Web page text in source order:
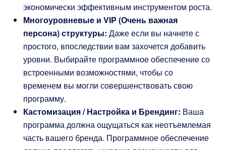
экономически эффективным инструментом роста.
Многоуровневые и VIP (Очень важная
персона) структуры: Даже если вы начнете с
простого, впоследствии вам захочется добавить
уровни. Выбирайте программное обеспечение со
встроенными возможностями, чтобы со
временем вы могли совершенствовать свою
программу.
Кастомизация / Настройка и Брендинг: Ваша
программа должна ощущаться как неотъемлемая
часть вашего бренда. Программное обеспечение